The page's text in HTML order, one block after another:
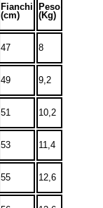
Fianchi
(cm)
Peso
(Kg)
47 8
49 9,2
51 10,2
53 11,4
55 12,6